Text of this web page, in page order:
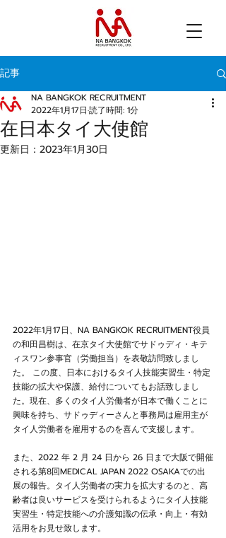
記事
在日本タイ大使館
NA BANGKOK RECRUITMENT
2022年1月17日 読了時間: 1分
更新日： 2023年1月30日
2022年1月17日、NA BANGKOK RECRUITMENT役員
の和田昌樹は、在京タイ大使館でサドゥディ・キテ
ィスワン参事官（労働担当）を表敬訪問致しまし
た。 この度、日本におけるタイ人技能実習生・特定
技能の拡大や保護、給付についてもお話致しまし
た。現在、多くのタイ人労働者が日本で働くことに
興味を持ち、サドゥディーさんと事務局は雇用主が
タイ人労働者を雇用するのを喜んで支援します。
また、2022 年 2 月 24 日から 26 日まで大阪で開催
される第8回MEDICAL JAPAN 2022 OSAKAでの出
展の報告。タイ人労働者の実力を拡大するのと、高
齢者は良いサービスを受けられるようにタイ人技能
実習生・特定技能への介護知識の伝承・向上・有効
活用をお見せ致します。